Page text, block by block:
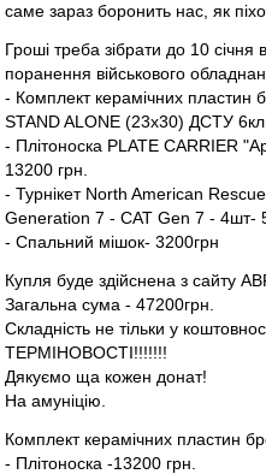
саме зараз боронить нас, як
Гроші треба зібрати до 10
поранення військового
- Комплект керамічних пластин
STAND ALONE (23х30) ДСТУ
- Плітоноска PLATE CARRIER
13200 грн.
- Турнікет North American
Generation 7 - CAT Gen 7 - 4шт-
- Спальний мішок- 3200грн
Купля буде здійснена з сайту
Загальна сума - 47200грн.
Складність не тільки у
ТЕРМІНОВОСТІ!!!!!!!
Дякуємо ща кожен донат!
На амуніцію.
Комплект керамічних пластин
- Плітоноска -13200 грн.